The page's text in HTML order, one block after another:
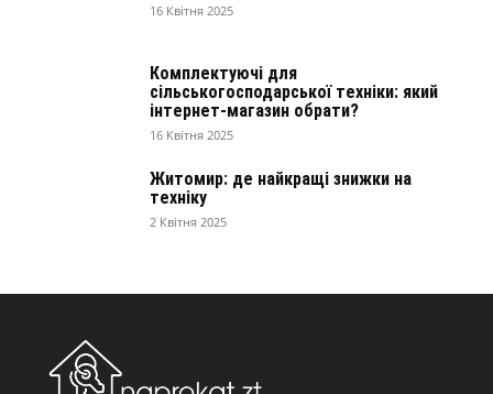
16 Квітня 2025
Комплектуючі для
сільськогосподарської техніки: який
інтернет-магазин обрати?
16 Квітня 2025
Житомир: де найкращі знижки на
техніку
2 Квітня 2025